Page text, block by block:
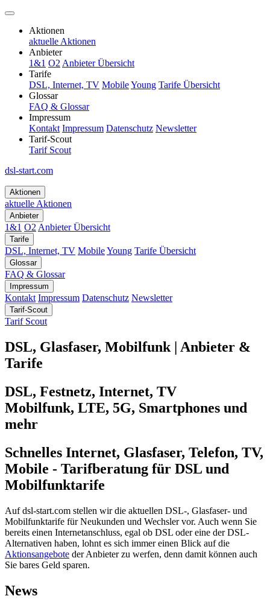
Aktionen
aktuelle Aktionen
Anbieter
1&1 O2 Anbieter Übersicht
Tarife
DSL, Internet, TV MobileYoung Tarife Übersicht
Glossar
FAQ & Glossar
Impressum
Kontakt Impressum Datenschutz Newsletter
Tarif-Scout
Tarif Scout
dsl-start.com
Aktionen
aktuelle Aktionen
Anbieter
1&1 O2 Anbieter Übersicht
Tarife
DSL, Internet, TV MobileYoung Tarife Übersicht
Glossar
FAQ & Glossar
Impressum
Kontakt Impressum Datenschutz Newsletter
Tarif-Scout
Tarif Scout
DSL, Glasfaser, Mobilfunk | Anbieter &
Tarife
DSL, Festnetz, Internet, TV
Mobilfunk, LTE, 5G, Smartphones und
mehr
Schnelles Internet, Glasfaser, Telefon, TV,
Mobile - Tarifberatung für DSL und
Mobilfunktarife
Auf dsl-start.com stellen wir die aktuellen DSL-, Glasfaser- und
Mobilfunktarife für Neukunden und Wechsler vor. Auch wenn Sie
bereits einen Internetanschluss, egal ob DSL oder eine der DSL-
Alternativen haben, lohnt es sich immer einen Blick auf die
Aktionsangebote der Anbieter zu werfen, denn damit können auch
Sie bares Geld sparen.
News